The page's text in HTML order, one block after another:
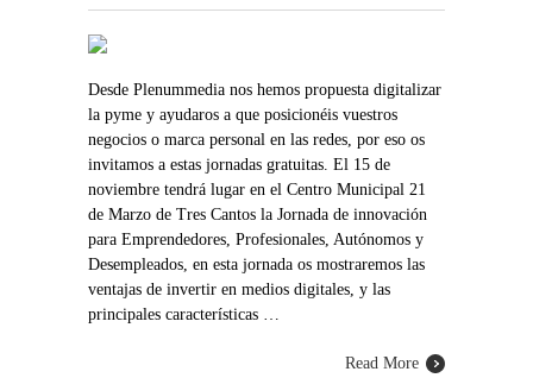
Desde Plenummedia nos hemos propuesta digitalizar
la pyme y ayudaros a que posicionéis vuestros
negocios o marca personal en las redes, por eso os
invitamos a estas jornadas gratuitas. El 15 de
noviembre tendrá lugar en el Centro Municipal 21
de Marzo de Tres Cantos la Jornada de innovación
para Emprendedores, Profesionales, Autónomos y
Desempleados, en esta jornada os mostraremos las
ventajas de invertir en medios digitales, y las
principales características …
Read More